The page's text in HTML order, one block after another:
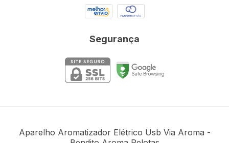
Segurança
Aparelho Aromatizador Elétrico Usb Via Aroma -